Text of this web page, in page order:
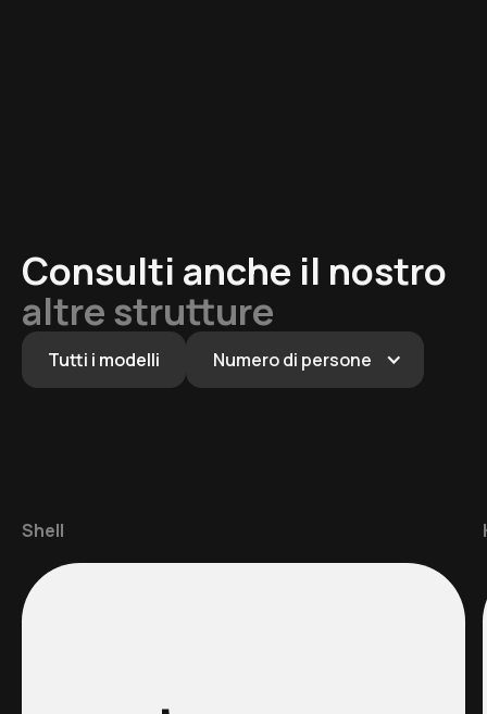
Consulti anche il nostro
altre strutture
Tutti i modelli Numero di persone
Shell